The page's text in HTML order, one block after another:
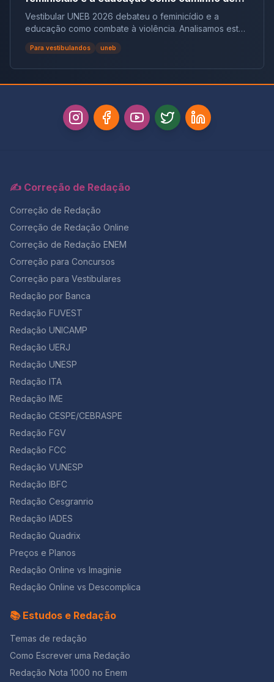
combate à violência
Vestibular UNEB 2026 debateu o feminicídio e a
educação como combate à violência. Analisamos este
tema crucial que desafiou milhares e te preparamos
para futuras pautas sociais.
Para vestibulandos uneb
✍️ Correção de Redação
Correção de Redação
Correção de Redação Online
Correção de Redação ENEM
Correção para Concursos
Correção para Vestibulares
Redação por Banca
Redação FUVEST
Redação UNICAMP
Redação UERJ
Redação UNESP
Redação ITA
Redação IME
Redação CESPE/CEBRASPE
Redação FGV
Redação FCC
Redação VUNESP
Redação IBFC
Redação Cesgranrio
Redação IADES
Redação Quadrix
Preços e Planos
Redação Online vs Imaginie
Redação Online vs Descomplica
📚 Estudos e Redação
Temas de redação
Como Escrever uma Redação
Redação Nota 1000 no Enem